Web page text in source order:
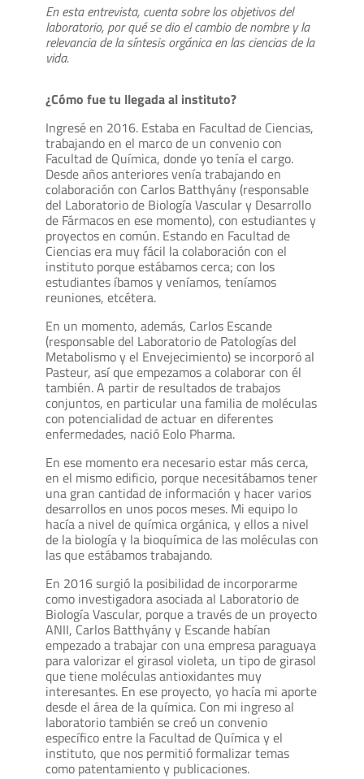
En esta entrevista, cuenta sobre los objetivos del
laboratorio, por qué se dio el cambio de nombre y la
relevancia de la síntesis orgánica en las ciencias de la
vida.
¿Cómo fue tu llegada al instituto?
Ingresé en 2016. Estaba en Facultad de Ciencias,
trabajando en el marco de un convenio con
Facultad de Química, donde yo tenía el cargo.
Desde años anteriores venía trabajando en
colaboración con Carlos Batthyány (responsable
del Laboratorio de Biología Vascular y Desarrollo
de Fármacos en ese momento), con estudiantes y
proyectos en común. Estando en Facultad de
Ciencias era muy fácil la colaboración con el
instituto porque estábamos cerca; con los
estudiantes íbamos y veníamos, teníamos
reuniones, etcétera.
En un momento, además, Carlos Escande
(responsable del Laboratorio de Patologías del
Metabolismo y el Envejecimiento) se incorporó al
Pasteur, así que empezamos a colaborar con él
también. A partir de resultados de trabajos
conjuntos, en particular una familia de moléculas
con potencialidad de actuar en diferentes
enfermedades, nació Eolo Pharma.
En ese momento era necesario estar más cerca,
en el mismo edificio, porque necesitábamos tener
una gran cantidad de información y hacer varios
desarrollos en unos pocos meses. Mi equipo lo
hacía a nivel de química orgánica, y ellos a nivel
de la biología y la bioquímica de las moléculas con
las que estábamos trabajando.
En 2016 surgió la posibilidad de incorporarme
como investigadora asociada al Laboratorio de
Biología Vascular, porque a través de un proyecto
ANII, Carlos Batthyány y Escande habían
empezado a trabajar con una empresa paraguaya
para valorizar el girasol violeta, un tipo de girasol
que tiene moléculas antioxidantes muy
interesantes. En ese proyecto, yo hacía mi aporte
desde el área de la química. Con mi ingreso al
laboratorio también se creó un convenio
específico entre la Facultad de Química y el
instituto, que nos permitió formalizar temas
como patentamiento y publicaciones.